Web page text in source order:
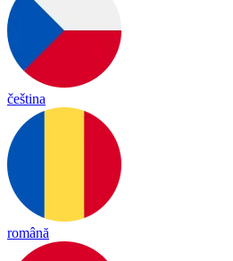
čeština
română